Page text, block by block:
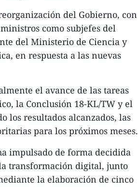
del Gobierno, con
como subjefes del
del Ministerio de Ciencia y
en respuesta a las nuevas
el avance de las tareas
la Conclusión 18-KL/TW y el
los resultados alcanzados, las
para los próximos meses.
impulsado de forma decidida
transformación digital, junto
la elaboración de cinco